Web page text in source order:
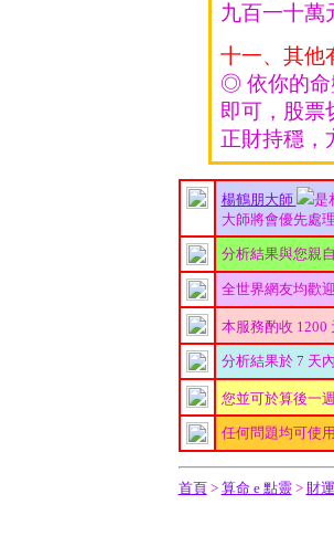
九百一十萬
十一、其他
◎ 依你的命
即可，股票
正財持穩，
楊鶴朋大師
是
大師將會優先處
分析結果與您親
全世界網友均歡
本服務酌收 1200
分析結果於 7 天
您並可於算後一
任何問題均可使
首頁> 算命 e 點靈> 財